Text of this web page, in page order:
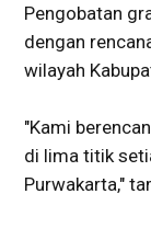
Pengobatan
dengan
wilayah
"Kami
di lima titik
Purwakarta,"